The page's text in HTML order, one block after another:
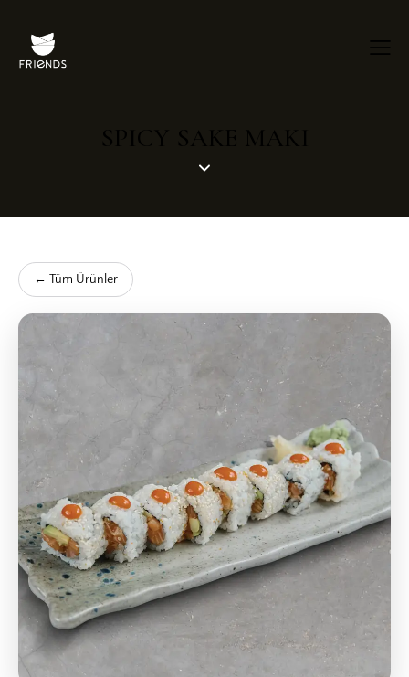
← Tüm Ürünler